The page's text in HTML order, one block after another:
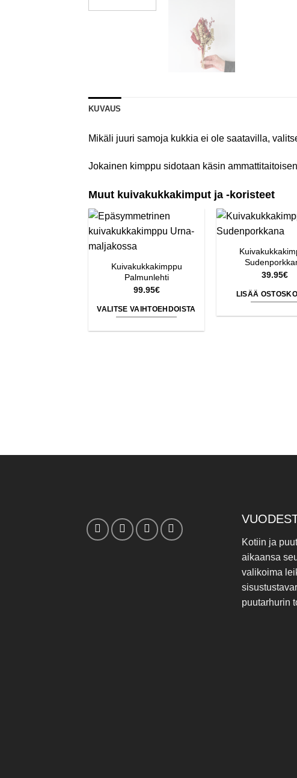
KUVAUS
Mikäli juuri samoja kukkia ei ole saatavilla,
Jokainen kimppu sidotaan käsin
Muut kuivakukkakimput ja -koristeet
Kuivakukkakimppu
Palmunlehti
99.95€
VALITSE VAIHTOEHDOISTA
39.95€
LISÄÄ
Kotiin ja
aikaansa
valikoima
puutarhurin